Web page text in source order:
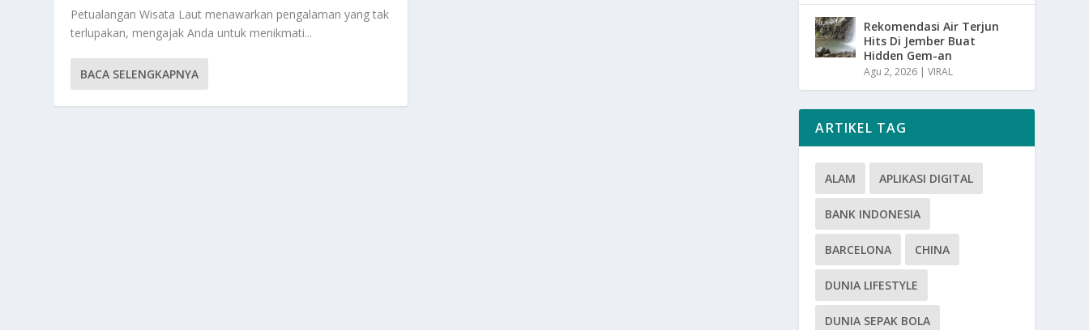
Petualangan Wisata Laut menawarkan pengalaman yang tak
terlupakan, mengajak Anda untuk menikmati...
BACA SELENGKAPNYA
Rekomendasi Air Terjun
Hits Di Jember Buat
Hidden Gem-an
Agu 2, 2026 |VIRAL
ARTIKEL TAG
ALAM APLIKASI DIGITAL
BANK INDONESIA
BARCELONA CHINA
DUNIA LIFESTYLE
DUNIA SEPAK BOLA